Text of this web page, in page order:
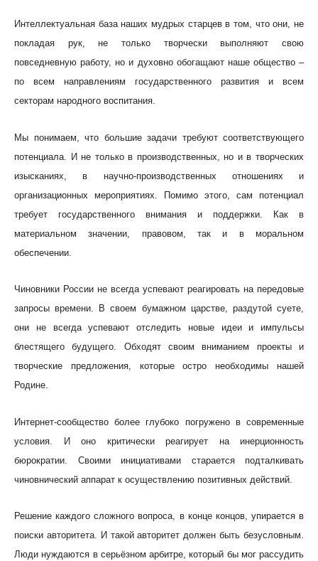
Интеллектуальная база наших мудрых старцев в том, что они, не
покладая рук, не только творчески выполняют свою
повседневную работу, но и духовно обогащают наше общество –
по всем направлениям государственного развития и всем
секторам народного воспитания.
Мы понимаем, что большие задачи требуют соответствующего
потенциала. И не только в производственных, но и в творческих
изысканиях, в научно-производственных отношениях и
организационных мероприятиях. Помимо этого, сам потенциал
требует государственного внимания и поддержки. Как в
материальном значении, правовом, так и в моральном
обеспечении.
Чиновники России не всегда успевают реагировать на передовые
запросы времени. В своем бумажном царстве, раздутой суете,
они не всегда успевают отследить новые идеи и импульсы
блестящего будущего. Обходят своим вниманием проекты и
творческие предложения, которые остро необходимы нашей
Родине.
Интернет-сообщество более глубоко погружено в современные
условия. И оно критически реагирует на инерционность
бюрократии. Своими инициативами старается подталкивать
чиновнический аппарат к осуществлению позитивных действий.
Решение каждого сложного вопроса, в конце концов, упирается в
поиски авторитета. И такой авторитет должен быть безусловным.
Люди нуждаются в серьёзном арбитре, который бы мог рассудить